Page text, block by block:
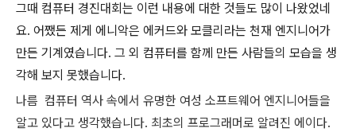
그때 컴퓨터 경진대회는 이런 내용에 대한 것들도 많이 나왔었네
요. 어쨌든 제게 에니악은 에커드와 모클리라는 천재 엔지니어가
만든 기계였습니다. 그 외 컴퓨터를 함께 만든 사람들의 모습을 생
각해 보지 못했습니다.
나름 컴퓨터 역사 속에서 유명한 여성 소프트웨어 엔지니어들을
알고 있다고 생각했습니다. 최초의 프로그래머로 알려진 에이다.